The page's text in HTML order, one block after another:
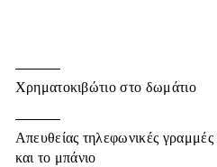
Χρηματοκιβώτιο στο δωμάτιο
Απευθείας τηλεφωνικές
και το μπάνιο